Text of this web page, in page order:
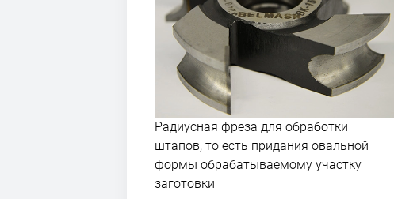
Радиусная фреза для обработки
штапов, то есть придания овальной
формы обрабатываемому участку
заготовки